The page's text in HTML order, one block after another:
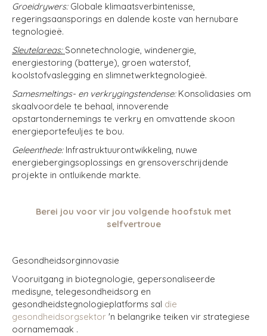
Groeidrywers: Globale klimaatsverbintenisse,
regeringsaansporings en dalende koste van hernubare
tegnologieë.
Sleutelareas: Sonnetechnologie, windenergie,
energiestoring (batterye), groen waterstof,
koolstofvaslegging en slimnetwerktegnologieë.
Samesmeltings- en verkrygingstendense: Konsolidasies om
skaalvoordele te behaal, innoverende
opstartondernemings te verkry en omvattende skoon
energieportefeuljes te bou.
Geleenthede:Infrastruktuurontwikkeling, nuwe
energiebergingsoplossings en grensoverschrijdende
projekte in ontluikende markte.
Berei jou voor vir jou volgende hoofstuk met
selfvertroue
Gesondheidsorginnovasie
Vooruitgang in biotegnologie, gepersonaliseerde
medisyne, telegesondheidsorg en
gesondheidstegnologieplatforms sal die
gesondheidsorgsektor 'n belangrike teiken vir strategiese
oornamemaak .